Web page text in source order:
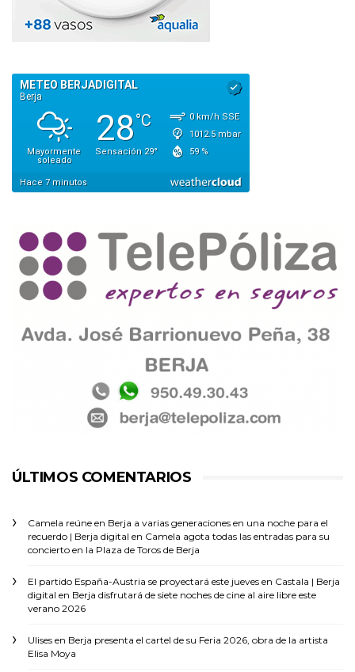
ÚLTIMOS COMENTARIOS
Camela reúne en Berja a varias generaciones en una noche para el
recuerdo | Berja digital en Camela agota todas las entradas para su
concierto en la Plaza de Toros de Berja
El partido España-Austria se proyectará este jueves en Castala | Berja
digital en Berja disfrutará de siete noches de cine al aire libre este
verano 2026
Ulises en Berja presenta el cartel de su Feria 2026, obra de la artista
Elisa Moya